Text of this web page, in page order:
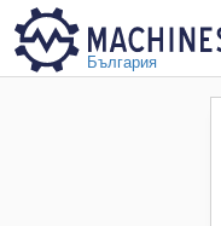
България